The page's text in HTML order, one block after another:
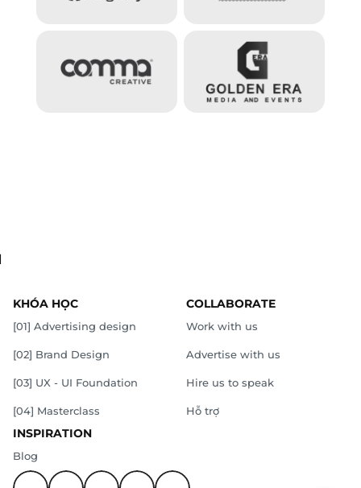
KHÓA HỌC
[01] Advertising design
[02] Brand Design
[03] UX - UI Foundation
[04] Masterclass
COLLABORATE
Work with us
Advertise with us
Hire us to speak
Hỗ trợ
INSPIRATION
Blog